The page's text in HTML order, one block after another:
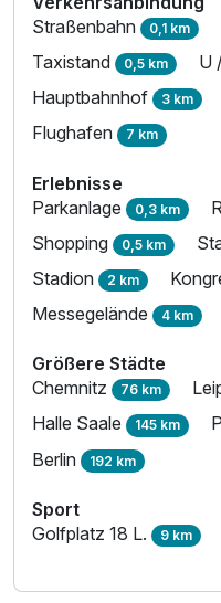
Straßenbahn 0,1 km
Taxistand 0,5 km U
Hauptbahnhof 3 km
Flughafen 7 km
Erlebnisse
Parkanlage 0,3 km
Shopping 0,5 km
Stadion 2 km
Messegelände 4 km
Größere Städte
Chemnitz 76 km
Halle Saale 145 km
Berlin 192 km
Sport
Golfplatz 18 L. 9 km